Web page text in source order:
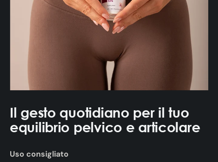
Il gesto quotidiano per il tuo
equilibrio pelvico e articolare
Uso consigliato